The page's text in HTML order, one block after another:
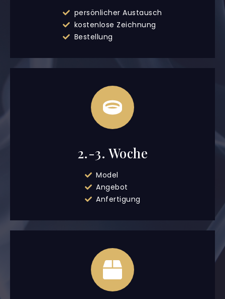
persönlicher Austausch
kostenlose Zeichnung
Bestellung
2.-3. Woche
Model
Angebot
Anfertigung